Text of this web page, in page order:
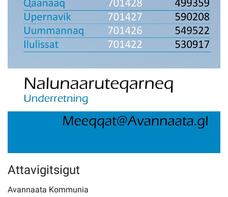
Attavigitsigut
Avannaata Kommunia